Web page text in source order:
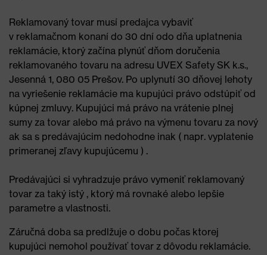
Reklamovaný tovar musí predajca vybaviť
v reklamačnom konaní do 30 dní odo dňa uplatnenia
reklamácie, ktorý začína plynúť dňom doručenia
reklamovaného tovaru na adresu UVEX Safety SK k.s.,
Jesenná 1, 080 05 Prešov. Po uplynutí 30 dňovej lehoty
na vyriešenie reklamácie ma kupujúci právo odstúpiť od
kúpnej zmluvy. Kupujúci má právo na vrátenie plnej
sumy za tovar alebo má právo na výmenu tovaru za nový
ak sa s predávajúcim nedohodne inak ( napr. vyplatenie
primeranej zľavy kupujúcemu ) .
Predávajúci si vyhradzuje právo vymeniť reklamovaný
tovar za taký istý , ktorý má rovnaké alebo lepšie
parametre a vlastnosti.
Záručná doba sa predlžuje o dobu počas ktorej
kupujúci nemohol používať tovar z dôvodu reklamácie.